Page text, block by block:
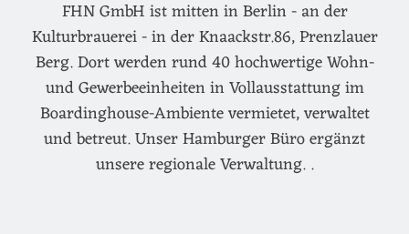
FHN GmbH ist mitten in Berlin - an der
Kulturbrauerei - in der Knaackstr.86, Prenzlauer
Berg. Dort werden rund 40 hochwertige Wohn-
und Gewerbeeinheiten in Vollausstattung im
Boardinghouse-Ambiente vermietet, verwaltet
und betreut. Unser Hamburger Büro ergänzt
unsere regionale Verwaltung. .